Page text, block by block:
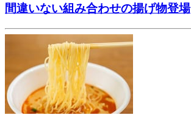
間違いない組み合わせの揚げ物登場